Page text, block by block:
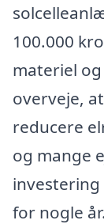
100.000
materiel
overveje,
reducere
og mange
for nogle år.